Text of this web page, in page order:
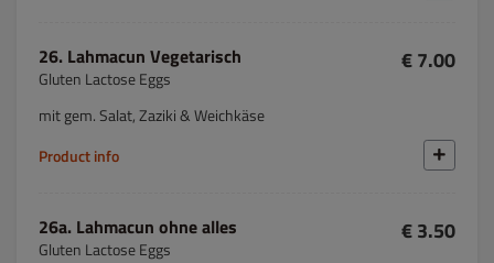
26. Lahmacun Vegetarisch
Gluten Lactose Eggs
€ 7.00
mit gem. Salat, Zaziki & Weichkäse
Product info
26a. Lahmacun ohne alles
Gluten Lactose Eggs
€ 3.50